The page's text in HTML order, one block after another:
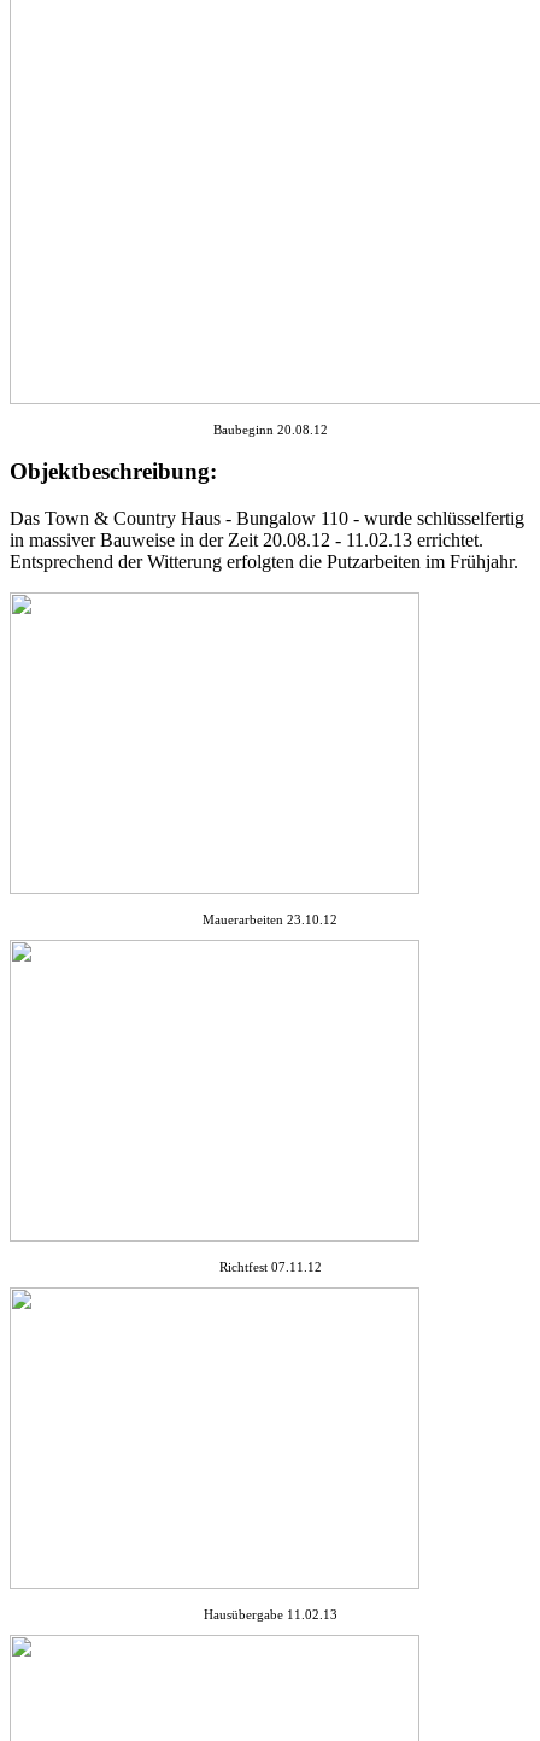
Baubeginn 20.08.12
Objektbeschreibung:
Das Town & Country Haus - Bungalow 110 - wurde schlüsselfertig
in massiver Bauweise in der Zeit 20.08.12 - 11.02.13 errichtet.
Entsprechend der Witterung erfolgten die Putzarbeiten im Frühjahr.
Mauerarbeiten 23.10.12
Richtfest 07.11.12
Hausübergabe 11.02.13